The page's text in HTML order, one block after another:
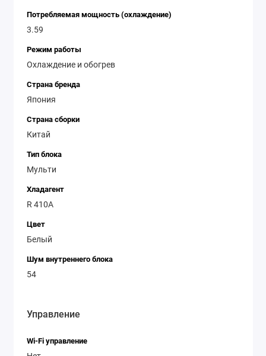
Потребляемая мощность (охлаждение)
3.59
Режим работы
Охлаждение и обогрев
Страна бренда
Япония
Страна сборки
Китай
Тип блока
Мульти
Хладагент
R 410A
Цвет
Белый
Шум внутреннего блока
54
Управление
Wi-Fi управление